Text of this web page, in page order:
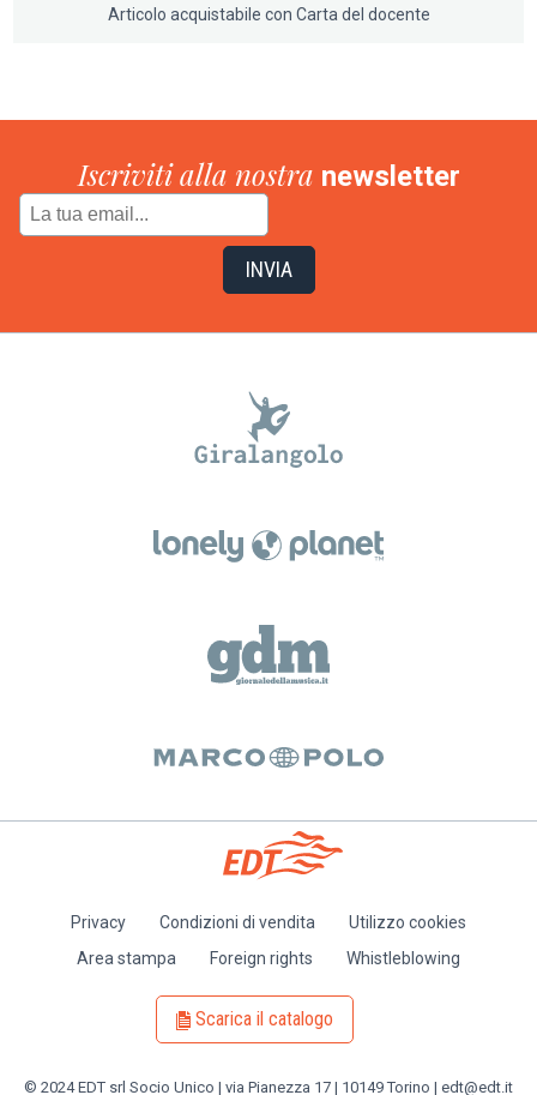
Articolo acquistabile con Carta del docente
Iscriviti alla nostra newsletter
Privacy Condizioni di vendita
Utilizzo cookies
Area stampa
Foreign rights Whistleblowing
Scarica il catalogo
© 2024 EDT srl Socio Unico | via Pianezza 17 | 10149 Torino | edt@edt.it